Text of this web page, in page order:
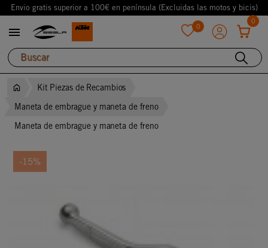
Envio gratis superior a 100€ en península (Excluidas las motos y bicis)
 0
0
Kit Piezas de Recambios
Maneta de embrague y maneta de freno
Maneta de embrague y maneta de freno
-15%